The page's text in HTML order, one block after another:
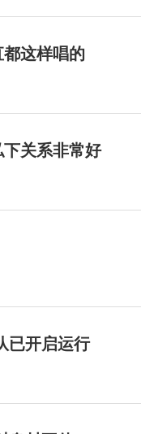
这样唱的
关系非常好
已开启运行